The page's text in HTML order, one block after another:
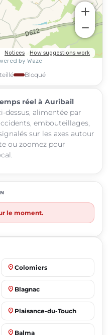
Bloqué
réel à Auribail
dessus, alimentée par
embouteillages,
sur les axes autour
ou zoomez pour
le moment.
place Colomiers
place Blagnac
place Plaisance-du-Touch
place Balma